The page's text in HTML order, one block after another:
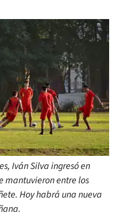
Iván Silva ingresó en
mantuvieron entre los
Hoy habrá una nueva